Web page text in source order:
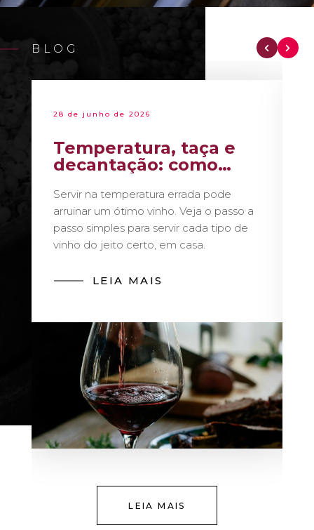
BLOG
28 de junho de 2026
Temperatura, taça e
decantação: como
sommelier
Servir na temperatura errada pode
arruinar um ótimo vinho. Veja o passo a
passo simples para servir cada tipo de
vinho do jeito certo, em casa.
LEIA MAIS
LEIA MAIS